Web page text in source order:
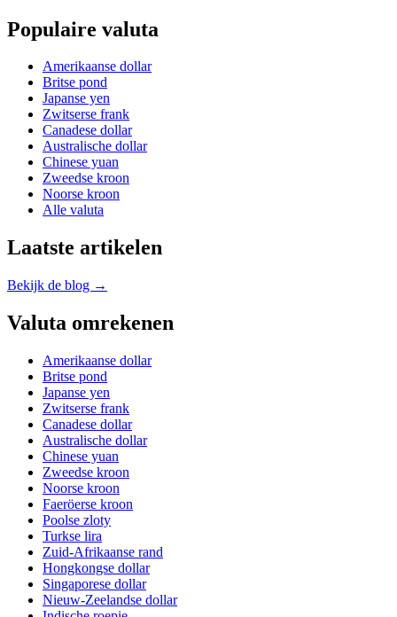
Populaire valuta
Amerikaanse dollar
Britse pond
Japanse yen
Zwitserse frank
Canadese dollar
Australische dollar
Chinese yuan
Zweedse kroon
Noorse kroon
Alle valuta
Laatste artikelen
Bekijk de blog →
Valuta omrekenen
Amerikaanse dollar
Britse pond
Japanse yen
Zwitserse frank
Canadese dollar
Australische dollar
Chinese yuan
Zweedse kroon
Noorse kroon
Faeröerse kroon
Poolse zloty
Turkse lira
Zuid-Afrikaanse rand
Hongkongse dollar
Singaporese dollar
Nieuw-Zeelandse dollar